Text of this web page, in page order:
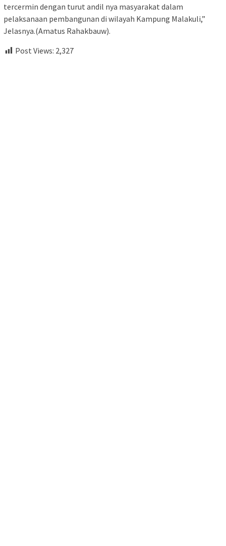
tercermin dengan turut andil nya masyarakat dalam
pelaksanaan pembangunan di wilayah Kampung Malakuli,”
Jelasnya.(Amatus Rahakbauw).
Post Views: 2,327